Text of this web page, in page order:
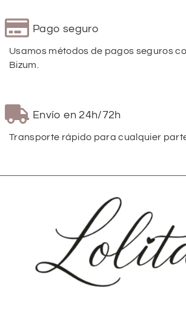
Pago seguro
Usamos métodos de pagos seguros
Bizum.
Envío en 24h/72h
Transporte rápido para cualquier